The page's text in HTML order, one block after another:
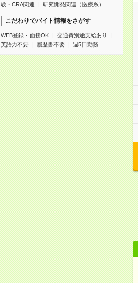
験・CRA関連
研究開発関連（医療系）
こだわりでバイト情報をさがす
WEB登録・面接OK
交通費別途支給あり
英語力不要
履歴書不要 週5日勤務